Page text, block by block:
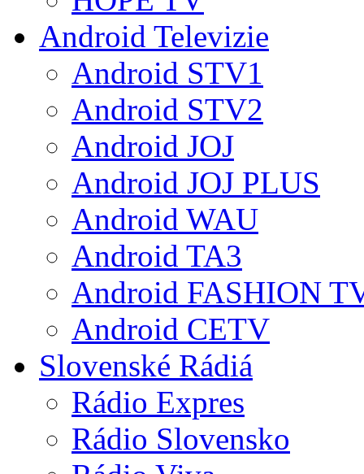
Android Televizie
Android STV1
Android STV2
Android JOJ
Android JOJ PLUS
Android WAU
Android TA3
Android FASHION
Android CETV
Slovenské Rádiá
Rádio Expres
Rádio Slovensko